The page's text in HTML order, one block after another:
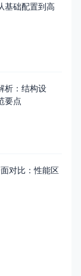
基础配置到高
析：结构设
要点
对比：性能区